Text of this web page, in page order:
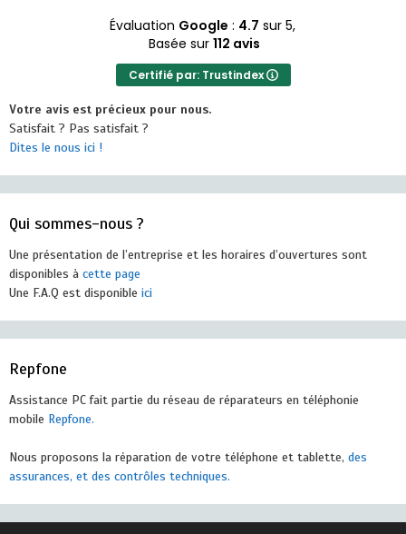
Évaluation Google : 4.7 sur 5,
Basée sur 112 avis
Certifié par: Trustindex
Votre avis est précieux pour nous.
Satisfait ? Pas satisfait ?
Dites le nous ici !
Qui sommes-nous ?
Une présentation de l’entreprise et les horaires d’ouvertures sont
disponibles à cette page
Une F.A.Q est disponible ici
Repfone
Assistance PC fait partie du réseau de réparateurs en téléphonie
mobile Repfone.
Nous proposons la réparation de votre téléphone et tablette, des
assurances, et des contrôles techniques.